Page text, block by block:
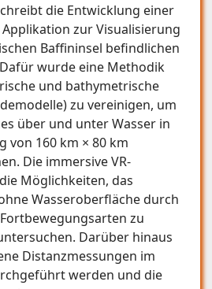
die Entwicklung einer
Applikation zur Visualisierung
Baffininsel befindlichen
wurde eine Methodik
und bathymetrische
zu vereinigen, um
über und unter Wasser in
von 160 km × 80 km
Die immersive VR-
Möglichkeiten, das
Wasseroberfläche durch
zu
Darüber hinaus
Distanzmessungen im
werden und die